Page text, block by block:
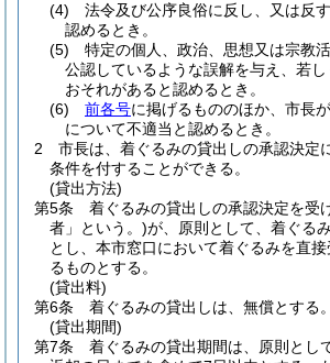
(4)
法令及び公序良俗に反し、又は反
認めるとき。
(5)
特定の個人、政治、思想又は宗教
公認しているような誤解を与え、若
おそれがあると認めるとき。
(6)
前各号に掲げるもののほか、市長
について不適当と認めるとき。
2
市長は、着ぐるみの貸出しの承認決定
条件を付することができる。
(貸出方法)
第5条
着ぐるみの貸出しの承認決定を受
者」という。)が、原則として、着ぐる
とし、本市窓口において着ぐるみを直
るものとする。
(貸出料)
第6条
着ぐるみの貸出しは、無償とする。
(貸出期間)
第7条
着ぐるみの貸出期間は、原則とし